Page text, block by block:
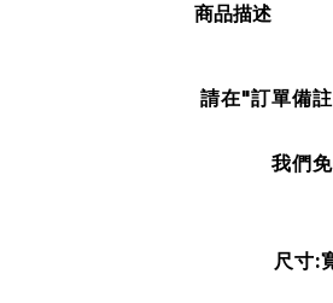
商品描述
請在"訂單備
我們
尺寸: